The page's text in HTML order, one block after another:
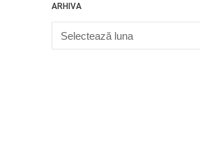
ARHIVA
Arhiva